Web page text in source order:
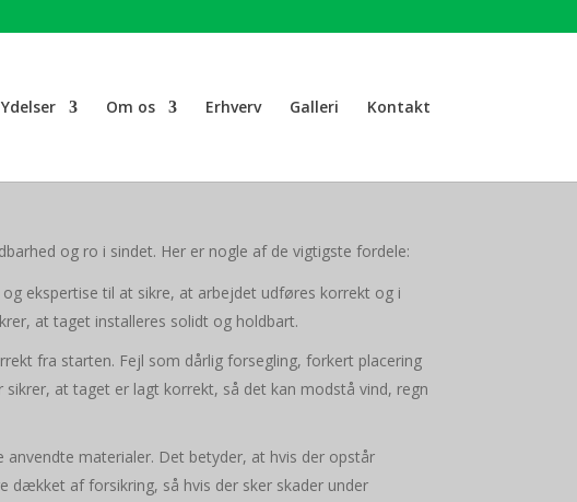
Ydelser Om os Erhverv Galleri Kontakt
og ro i sindet. Her er nogle af de vigtigste fordele:
ekspertise til at sikre, at arbejdet udføres korrekt og i
at taget installeres solidt og holdbart.
fra starten. Fejl som dårlig forsegling, forkert placering
at taget er lagt korrekt, så det kan modstå vind, regn
materialer. Det betyder, at hvis der opstår
dækket af forsikring, så hvis der sker skader under